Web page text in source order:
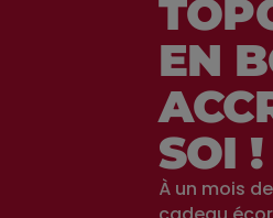
EN
SOI !
À un mois